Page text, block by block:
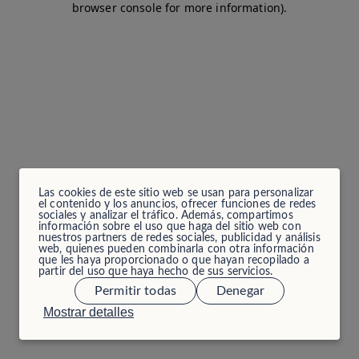
Las cookies de este sitio web se usan para personalizar
el contenido y los anuncios, ofrecer funciones de redes
sociales y analizar el tráfico. Además, compartimos
información sobre el uso que haga del sitio web con
nuestros partners de redes sociales, publicidad y análisis
web, quienes pueden combinarla con otra información
que les haya proporcionado o que hayan recopilado a
partir del uso que haya hecho de sus servicios.
Mostrar detalles
Permitir todas Denegar
browser console for more information).